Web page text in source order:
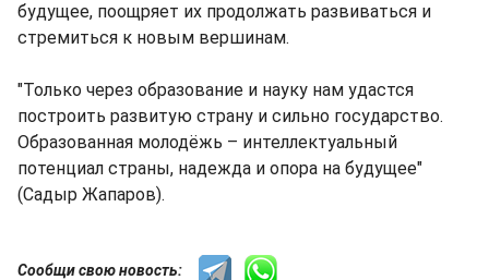
будущее, поощряет их продолжать развиваться и
стремиться к новым вершинам.
"Только через образование и науку нам удастся
построить развитую страну и сильно государство.
Образованная молодёжь – интеллектуальный
потенциал страны, надежда и опора на будущее"
(Садыр Жапаров).
Сообщи свою новость: